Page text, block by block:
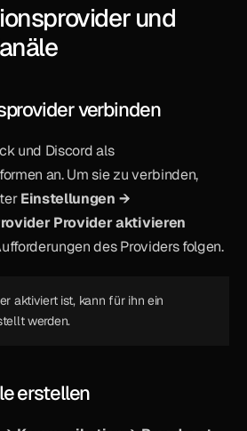
und
verbinden
und Discord als
an. Um sie zu verbinden,
Einstellungen →
Provider aktivieren
des Providers folgen.
aktiviert ist, kann für ihn ein
werden.
erstellen